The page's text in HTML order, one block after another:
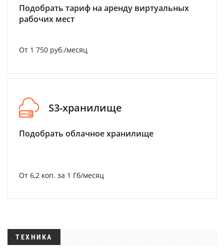
Подобрать тариф на аренду виртуальных
рабочих мест
От 1 750 руб./месяц
S3-хранилище
Подобрать облачное хранилище
От 6,2 коп. за 1 Гб/месяц
ТЕХНИКА